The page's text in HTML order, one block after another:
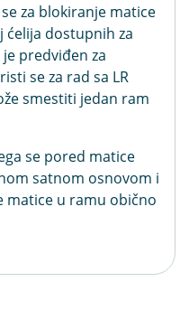
za blokiranje matice
ćelija dostupnih za
predviđen za
se za rad sa LR
smestiti jedan ram
se pored matice
satnom osnovom i
matice u ramu obično